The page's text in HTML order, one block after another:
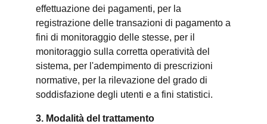
effettuazione dei pagamenti, per la
registrazione delle transazioni di pagamento a
fini di monitoraggio delle stesse, per il
monitoraggio sulla corretta operatività del
sistema, per l'adempimento di prescrizioni
normative, per la rilevazione del grado di
soddisfazione degli utenti e a fini statistici.
3. Modalità del trattamento